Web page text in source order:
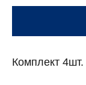
Комплект 4шт.